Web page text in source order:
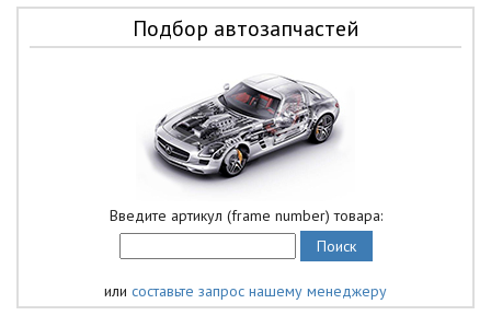
Подбор автозапчастей
Введите артикул (frame number) товара:
или составьте запрос нашему менеджеру